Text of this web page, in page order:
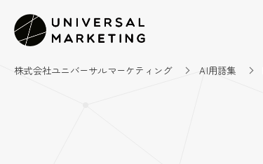
株式会社ユニバーサルマーケティング AI用語集